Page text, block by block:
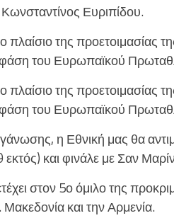
Ευριπίδου.
πλαίσιο της
φάση του Ευρωπαϊκού
πλαίσιο της
φάση του Ευρωπαϊκού
η Εθνική μας θα
και φινάλε με Σαν
στον 5ο όμιλο της
Μακεδονία και την Αρμενία.